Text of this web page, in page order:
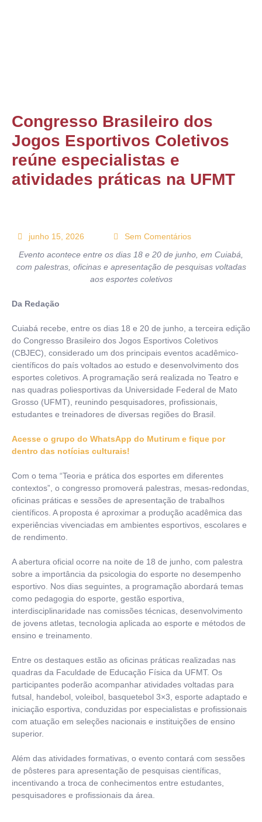
Congresso Brasileiro dos
Jogos Esportivos Coletivos
reúne especialistas e
atividades práticas na UFMT
junho 15, 2026
Sem Comentários
Evento acontece entre os dias 18 e 20 de junho, em Cuiabá,
com palestras, oficinas e apresentação de pesquisas voltadas
aos esportes coletivos
Da Redação
Cuiabá recebe, entre os dias 18 e 20 de junho, a terceira edição
do Congresso Brasileiro dos Jogos Esportivos Coletivos
(CBJEC), considerado um dos principais eventos acadêmico-
científicos do país voltados ao estudo e desenvolvimento dos
esportes coletivos. A programação será realizada no Teatro e
nas quadras poliesportivas da Universidade Federal de Mato
Grosso (UFMT), reunindo pesquisadores, profissionais,
estudantes e treinadores de diversas regiões do Brasil.
Acesse o grupo do WhatsApp do Mutirum e fique por
dentro das notícias culturais!
Com o tema “Teoria e prática dos esportes em diferentes
contextos”, o congresso promoverá palestras, mesas-redondas,
oficinas práticas e sessões de apresentação de trabalhos
científicos. A proposta é aproximar a produção acadêmica das
experiências vivenciadas em ambientes esportivos, escolares e
de rendimento.
A abertura oficial ocorre na noite de 18 de junho, com palestra
sobre a importância da psicologia do esporte no desempenho
esportivo. Nos dias seguintes, a programação abordará temas
como pedagogia do esporte, gestão esportiva,
interdisciplinaridade nas comissões técnicas, desenvolvimento
de jovens atletas, tecnologia aplicada ao esporte e métodos de
ensino e treinamento.
Entre os destaques estão as oficinas práticas realizadas nas
quadras da Faculdade de Educação Física da UFMT. Os
participantes poderão acompanhar atividades voltadas para
futsal, handebol, voleibol, basquetebol 3×3, esporte adaptado e
iniciação esportiva, conduzidas por especialistas e profissionais
com atuação em seleções nacionais e instituições de ensino
superior.
Além das atividades formativas, o evento contará com sessões
de pôsteres para apresentação de pesquisas científicas,
incentivando a troca de conhecimentos entre estudantes,
pesquisadores e profissionais da área.